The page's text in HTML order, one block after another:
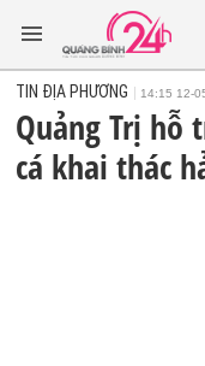
TIN ĐỊA PHƯƠNG 14:15 12-
Quảng Trị hỗ
cá khai thác